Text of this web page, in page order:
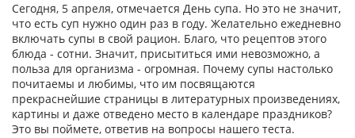
Сегодня, 5 апреля, отмечается День супа. Но это не значит,
что есть суп нужно один раз в году. Желательно ежедневно
включать супы в свой рацион. Благо, что рецептов этого
блюда - сотни. Значит, присытиться ими невозможно, а
польза для организма - огромная. Почему супы настолько
почитаемы и любимы, что им посвящаются
прекраснейшие страницы в литературных произведениях,
картины и даже отведено место в календаре праздников?
Это вы поймете, ответив на вопросы нашего теста.